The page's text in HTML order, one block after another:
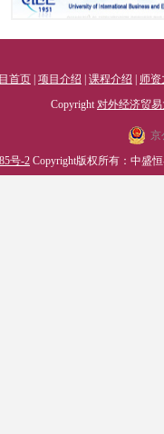
首页 项目介绍 课程介绍
师资
Copyright 对外经济贸
京
号-2 Copyright版权所有：中盛